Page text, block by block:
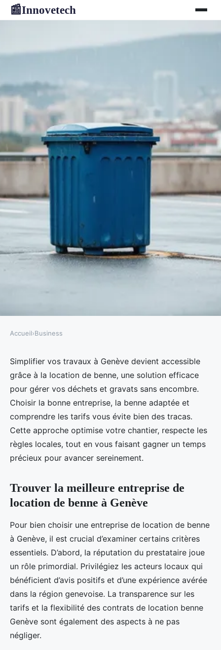
📰Innovetech
Louez une benne à genève pour
simplifier vos travaux
Julia•2 février 2026•8 min de lecture
Accueil›Business
Simplifier vos travaux à Genève devient accessible
grâce à la location de benne, une solution efficace
pour gérer vos déchets et gravats sans encombre.
Choisir la bonne entreprise, la benne adaptée et
comprendre les tarifs vous évite bien des tracas.
Cette approche optimise votre chantier, respecte les
règles locales, tout en vous faisant gagner un temps
précieux pour avancer sereinement.
Trouver la meilleure entreprise de
location de benne à Genève
Pour bien choisir une entreprise de location de benne
à Genève, il est crucial d’examiner certains critères
essentiels. D’abord, la réputation du prestataire joue
un rôle primordial. Privilégiez les acteurs locaux qui
bénéficient d’avis positifs et d’une expérience avérée
dans la région genevoise. La transparence sur les
tarifs et la flexibilité des contrats de location benne
Genève sont également des aspects à ne pas
négliger.